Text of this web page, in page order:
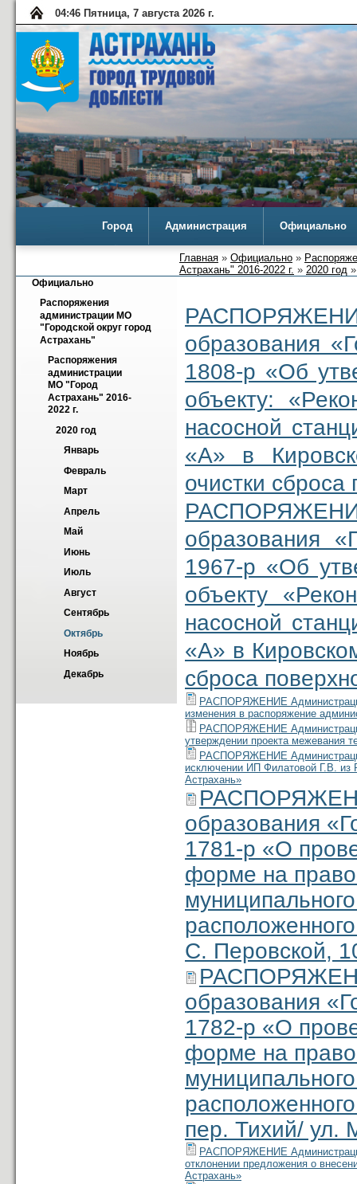
04:46 Пятница, 7 августа 2026 г.
Город Администрация Официально
Главная » Официально »
Астрахань" 2016-2022 г. » 2020 год
Официально
Распоряжения
администрации МО
"Городской округ город
Астрахань"
Распоряжения
администрации
МО "Город
Астрахань" 2016-
2022 г.
2020 год
Январь
Февраль
Март
Апрель
Май
Июнь
Июль
Август
Сентябрь
Октябрь
Ноябрь
Декабрь
образования
1808-р «Об
объекту:
насосной
«А» в
очистки сброса
образования
1967-р «Об
объекту
насосной
«А» в
сброса
РАСПОРЯЖЕНИЕ Администрации
изменения в распоряжение
РАСПОРЯЖЕНИЕ Администрации
утверждении проекта межевания
РАСПОРЯЖЕНИЕ Администрации
исключении ИП Филатовой Г.В. из
Астрахань»
образования
1781-р «О
форме на
С. Перовской,
образования
1782-р «О
форме на
пер. Тихий/ ул.
РАСПОРЯЖЕНИЕ Администрация
отклонении предложения о
Астрахань»